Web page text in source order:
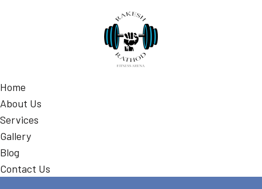
Home
About Us
Services
Gallery
Blog
Contact Us